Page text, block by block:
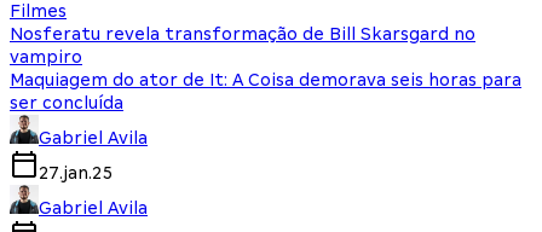
Filmes
Nosferatu revela transformação de Bill Skarsgard no
vampiro
Maquiagem do ator de It: A Coisa demorava seis horas para
ser concluída
Gabriel Avila
27.jan.25
Gabriel Avila